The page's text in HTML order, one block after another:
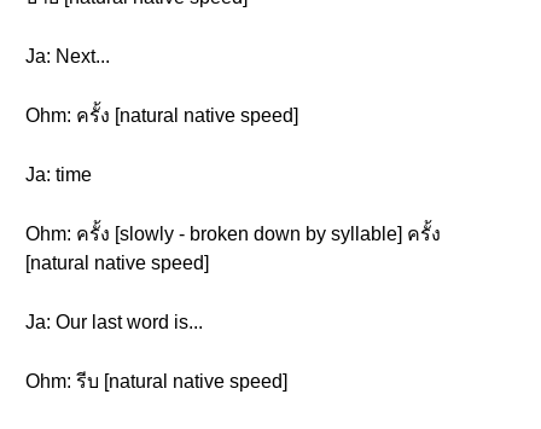
Ja: Next...
Ohm: ครั้ง [natural native speed]
Ja: time
Ohm: ครั้ง [slowly - broken down by syllable] ครั้ง
[natural native speed]
Ja: Our last word is...
Ohm: รีบ [natural native speed]